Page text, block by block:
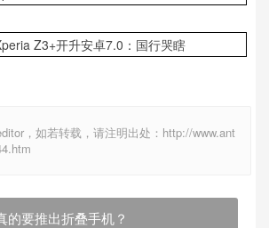
，如若转载，请注明出处：http://www.ant
的要推出折叠手机？